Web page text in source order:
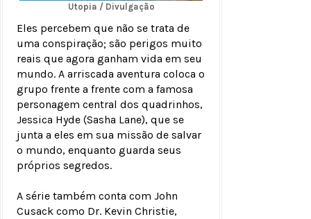
Utopia / Divulgação
Eles percebem que não se trata de
uma conspiração; são perigos muito
reais que agora ganham vida em seu
mundo. A arriscada aventura coloca o
grupo frente a frente com a famosa
personagem central dos quadrinhos,
Jessica Hyde (Sasha Lane), que se
junta a eles em sua missão de salvar
o mundo, enquanto guarda seus
próprios segredos.
A série também conta com John
Cusack como Dr. Kevin Christie,